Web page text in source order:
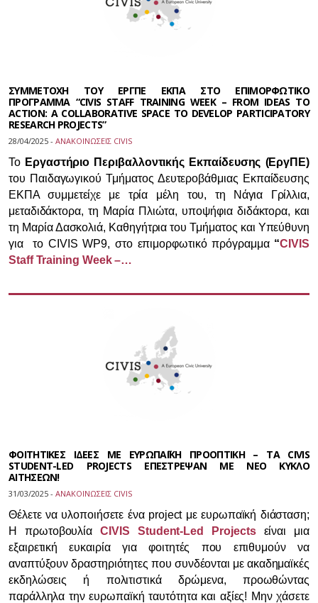
ΣΥΜΜΕΤΟΧΗ ΤΟΥ ΕΡΓΠΕ ΕΚΠΑ ΣΤΟ ΕΠΙΜΟΡΦΩΤΙΚΟ
ΠΡΟΓΡΑΜΜΑ “CIVIS STAFF TRAINING WEEK – FROM IDEAS TO
ACTION: A COLLABORATIVE SPACE TO DEVELOP PARTICIPATORY
RESEARCH PROJECTS”
28/04/2025 - ΑΝΑΚΟΙΝΩΣΕΙΣ CIVIS
Το Εργαστήριο Περιβαλλοντικής Εκπαίδευσης (ΕργΠΕ)
του Παιδαγωγικού Τμήματος Δευτεροβάθμιας Εκπαίδευσης
ΕΚΠΑ συμμετείχε με τρία μέλη του, τη Νάγια Γρίλλια,
μεταδιδάκτορα, τη Μαρία Πλιώτα, υποψήφια διδάκτορα, και
τη Μαρία Δασκολιά, Καθηγήτρια του Τμήματος και Υπεύθυνη
για το CIVIS WP9, στο επιμορφωτικό πρόγραμμα “CIVIS
Staff Training Week –…
ΦΟΙΤΗΤΙΚΕΣ ΙΔΕΕΣ ΜΕ ΕΥΡΩΠΑΪΚΗ ΠΡΟΟΠΤΙΚΗ – ΤΑ CIVIS
STUDENT-LED PROJECTS ΕΠΕΣΤΡΕΨΑΝ ΜΕ ΝΕΟ ΚΥΚΛΟ
ΑΙΤΗΣΕΩΝ!
31/03/2025 - ΑΝΑΚΟΙΝΩΣΕΙΣ CIVIS
Θέλετε να υλοποιήσετε ένα project με ευρωπαϊκή διάσταση;
Η πρωτοβουλίαCIVIS Student-Led Projectsείναι μια
εξαιρετική ευκαιρία για φοιτητές που επιθυμούν να
αναπτύξουν δραστηριότητες που συνδέονται με ακαδημαϊκές
εκδηλώσεις ή πολιτιστικά δρώμενα, προωθώντας
παράλληλα την ευρωπαϊκή ταυτότητα και αξίες! Μην χάσετε